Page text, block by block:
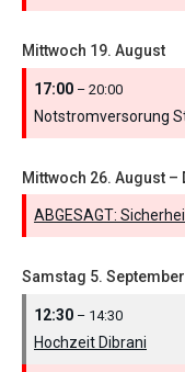
Mittwoch 19. August
17:00 – 20:00
Notstromversorung
Mittwoch 26. August –
ABGESAGT:
Samstag 5. September
12:30 – 14:30
Hochzeit Dibrani